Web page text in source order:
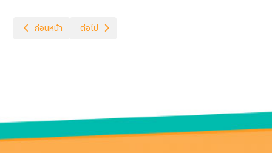
เนื้อหาก่อนหน้า: งบประมาณโครงการ ปีงบประมาณ 2566
ก่อนหน้า เนื้อหาถัดไป: คู่มือนักเรียน 2567
ต่อไป